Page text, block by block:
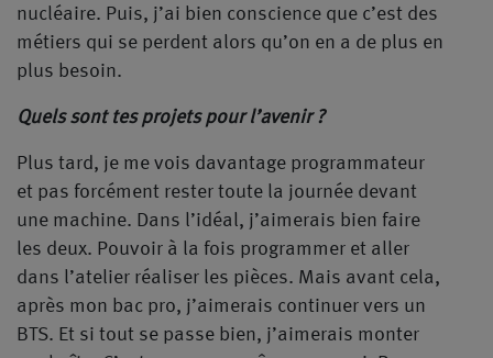
nucléaire. Puis, j’ai bien conscience que c’est des
métiers qui se perdent alors qu’on en a de plus en
plus besoin.
Quels sont tes projets pour l’avenir ?
Plus tard, je me vois davantage programmateur
et pas forcément rester toute la journée devant
une machine. Dans l’idéal, j’aimerais bien faire
les deux. Pouvoir à la fois programmer et aller
dans l’atelier réaliser les pièces. Mais avant cela,
après mon bac pro, j’aimerais continuer vers un
BTS. Et si tout se passe bien, j’aimerais monter